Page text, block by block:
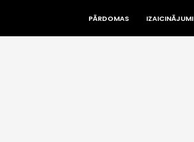
PĀRDOMAS IZAICINĀJUMI